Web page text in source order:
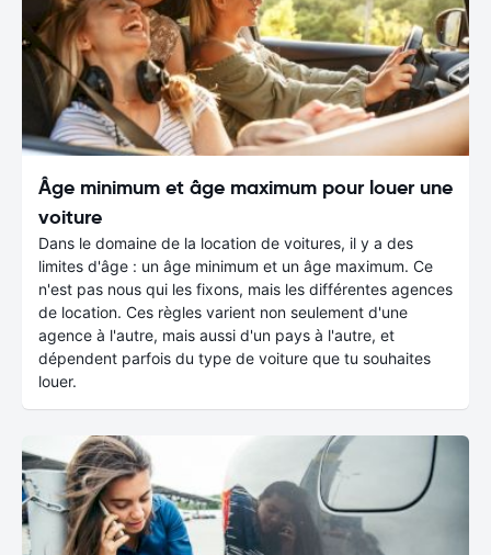
Âge minimum et âge maximum pour louer une
voiture
Dans le domaine de la location de voitures, il y a des
limites d'âge : un âge minimum et un âge maximum. Ce
n'est pas nous qui les fixons, mais les différentes agences
de location. Ces règles varient non seulement d'une
agence à l'autre, mais aussi d'un pays à l'autre, et
dépendent parfois du type de voiture que tu souhaites
louer.